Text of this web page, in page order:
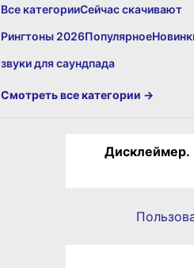
Все категорииСейчас скачивают
Рингтоны 2026Популярное
звуки для саундпада
Смотреть все категории →
Дисклеймер.